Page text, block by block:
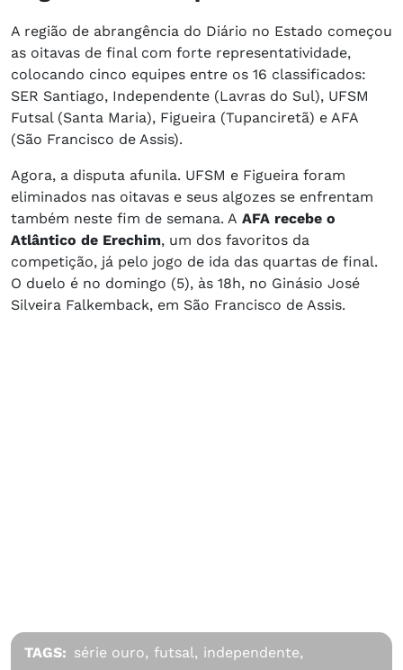
A região de abrangência do Diário no Estado começou
as oitavas de final com forte representatividade,
colocando cinco equipes entre os 16 classificados:
SER Santiago, Independente (Lavras do Sul), UFSM
Futsal (Santa Maria), Figueira (Tupanciretã) e AFA
(São Francisco de Assis).
Agora, a disputa afunila. UFSM e Figueira foram
eliminados nas oitavas e seus algozes se enfrentam
também neste fim de semana. A AFA recebe o
Atlântico de Erechim, um dos favoritos da
competição, já pelo jogo de ida das quartas de final.
O duelo é no domingo (5), às 18h, no Ginásio José
Silveira Falkemback, em São Francisco de Assis.
TAGS: série ouro, futsal, independente,